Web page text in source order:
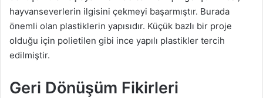
hayvanseverlerin ilgisini çekmeyi başarmıştır. Burada
önemli olan plastiklerin yapısıdır. Küçük bazlı bir proje
olduğu için polietilen gibi ince yapılı plastikler tercih
edilmiştir.
Geri Dönüşüm Fikirleri